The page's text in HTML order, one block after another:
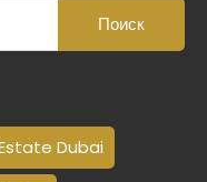
Dubai